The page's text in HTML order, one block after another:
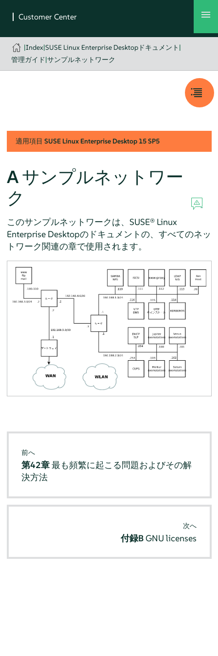
|Index|SUSE Linux Enterprise Desktopドキュメント |
管理ガイド|サンプルネットワーク
適用項目 SUSE Linux Enterprise Desktop 15 SP5
Aサンプルネットワー
ク
このサンプルネットワークは、 SUSE® Linux
Enterprise Desktopのドキュメントの、すべてのネッ
トワーク関連の章で使用されます。
前へ
第42章最も頻繁に起こる問題およびその解
決方法
次へ
付録BGNU licenses